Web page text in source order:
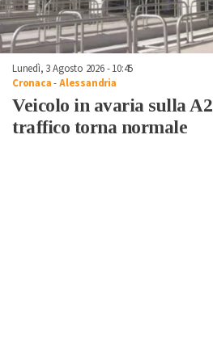
Lunedì, 3 Agosto 2026 - 10:45
Cronaca-Alessandria
Veicolo in avaria sulla
traffico torna normale